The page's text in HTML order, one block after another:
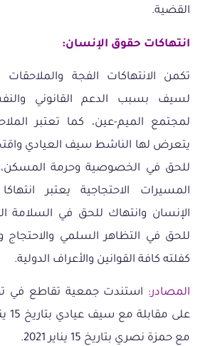
القضية.
انتهاكات حقوق الإنسان:
تكمن الانتهاكات الفجة والملاحقات
لسيف بسبب الدعم القانوني
لمجتمع الميم-عين، كما تعتبر
يتعرض لها الناشط سيف العيادي
للحق في الخصوصية وحرمة المسكن،
المسيرات الاحتجاجية يعتبر
الإنسان وانتهاك للحق في السلامة
للحق في التظاهر السلمي والاحتجاج
كفلته كافة القوانين والأعراف الدولية.
المصادر: استندت جمعية تقاطع في
مع حمزة نصري بتاريخ 15 يناير 2021.